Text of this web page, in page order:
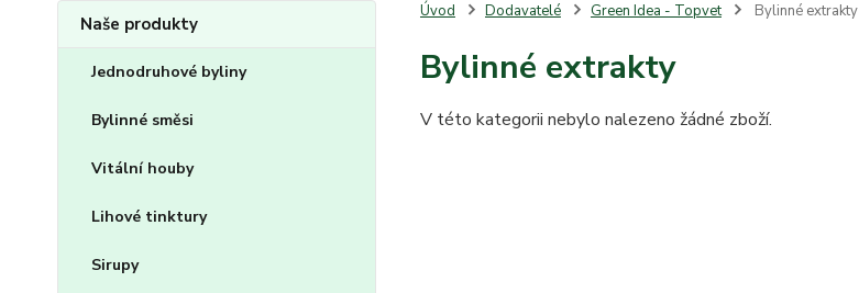
Naše produkty
Jednodruhové byliny
Bylinné směsi
Vitální houby
Lihové tinktury
Sirupy
Úvod Dodavatelé Green Idea - Topvet Bylinné extrakty
Bylinné extrakty
V této kategorii nebylo nalezeno žádné zboží.